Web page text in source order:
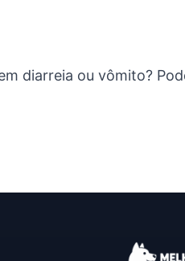
diarreia ou vômito?